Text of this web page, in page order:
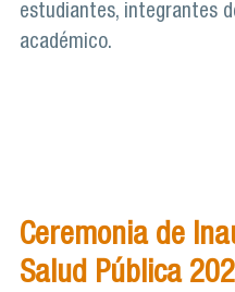
estudiantes, integrantes
académico.
Ceremonia de
Salud Pública